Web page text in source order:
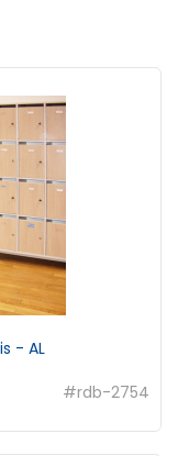
- AL
#rdb-2754